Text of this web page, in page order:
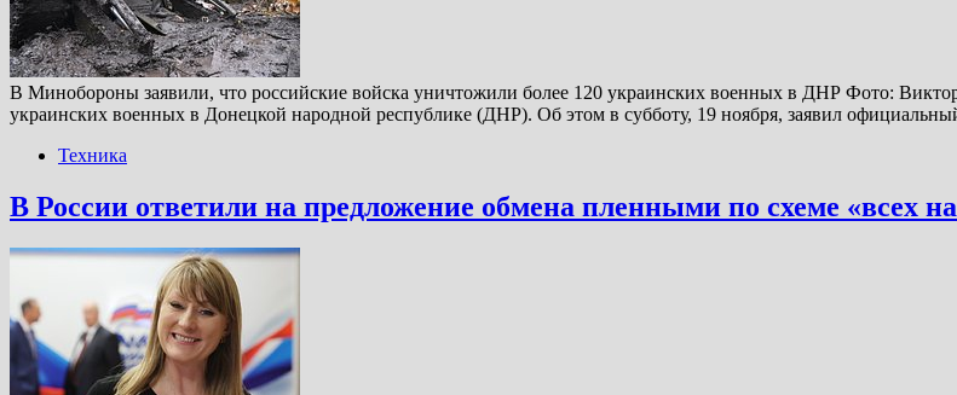
В Минобороны заявили, что российские войска уничтожили более 120 украинских военных в ДНР Фото:
украинских военных в Донецкой народной республике (ДНР). Об этом в субботу, 19 ноября, заявил
Техника
В России ответили на предложение обмена пленными по схеме «всех на